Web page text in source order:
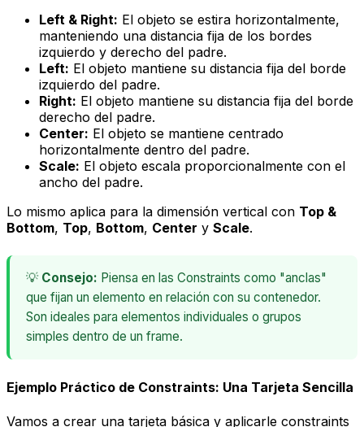
Left & Right: El objeto se estira horizontalmente,
manteniendo una distancia fija de los bordes
izquierdo y derecho del padre.
Left: El objeto mantiene su distancia fija del borde
izquierdo del padre.
Right: El objeto mantiene su distancia fija del borde
derecho del padre.
Center: El objeto se mantiene centrado
horizontalmente dentro del padre.
Scale: El objeto escala proporcionalmente con el
ancho del padre.
Lo mismo aplica para la dimensión vertical con Top &
Bottom, Top, Bottom, Center y Scale.
💡 Consejo: Piensa en las Constraints como "anclas"
que fijan un elemento en relación con su contenedor.
Son ideales para elementos individuales o grupos
simples dentro de un frame.
Ejemplo Práctico de Constraints: Una Tarjeta Sencilla
Vamos a crear una tarjeta básica y aplicarle constraints